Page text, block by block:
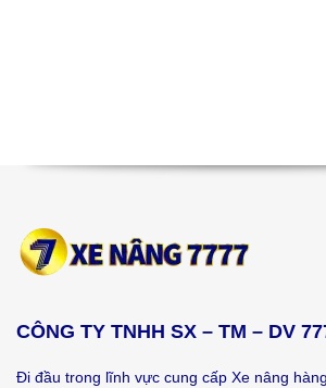
CÔNG TY TNHH SX – TM – DV
Đi đầu trong lĩnh vực cung cấp Xe nâng